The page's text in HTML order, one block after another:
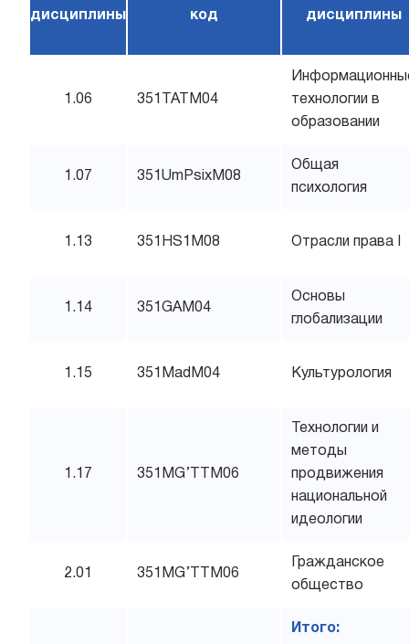
дисциплины
код
дисциплины
1.06 351TATM04
технологии в
образовании
1.07 351UmPsixM08
Общая
психология
1.13 351HS1M08 Отрасли права I
1.14 351GAM04
Основы
глобализации
1.15 351MadM04 Культурология
1.17 351MG’TTM06
Технологии и
методы
продвижения
национальной
идеологии
2.01 351MG’TTM06
Гражданское
общество
Итого: